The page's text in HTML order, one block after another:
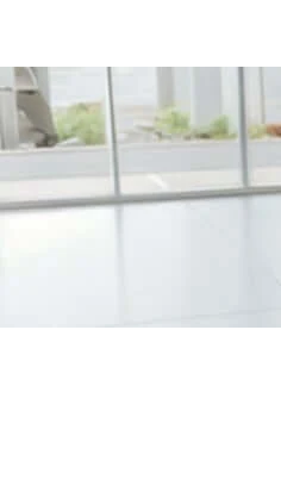
/fragments/plp-details